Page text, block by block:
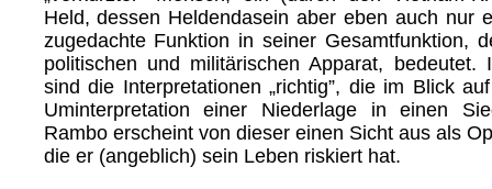
Held, dessen Heldendasein aber eben auch nur
zugedachte Funktion in seiner Gesamtfunktion,
politischen und militärischen Apparat, bedeutet.
sind die Interpretationen „richtig”, die im Blick
Uminterpretation einer Niederlage in einen
Rambo erscheint von dieser einen Sicht aus als
die er (angeblich) sein Leben riskiert hat.